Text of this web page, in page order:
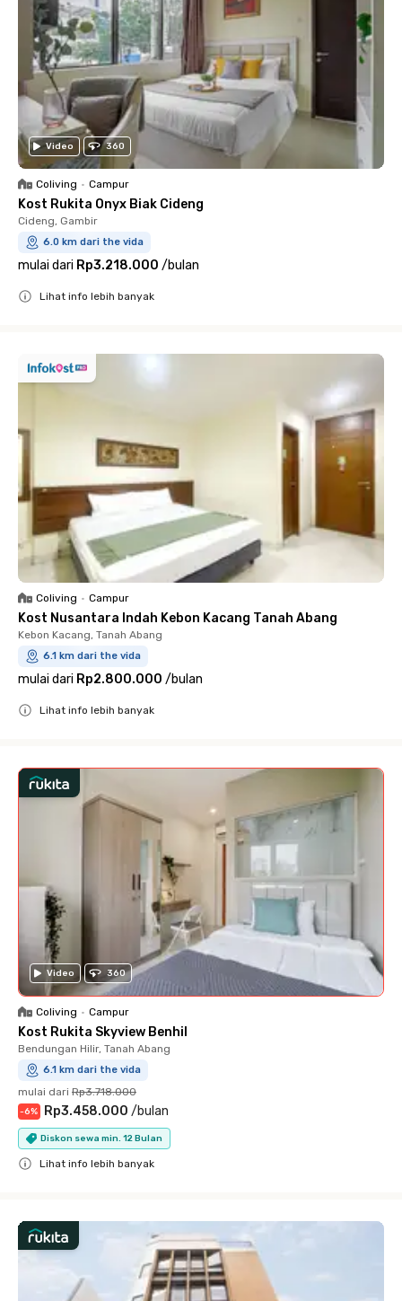
Video 360
Coliving • Campur
Kost Rukita Onyx Biak Cideng
Cideng, Gambir
6.0 km dari the vida
mulai dari Rp3.218.000 /bulan
Lihat info lebih banyak
Coliving • Campur
Kost Nusantara Indah Kebon Kacang Tanah Abang
Kebon Kacang, Tanah Abang
6.1 km dari the vida
mulai dari Rp2.800.000 /bulan
Lihat info lebih banyak
Video 360
Coliving • Campur
Kost Rukita Skyview Benhil
Bendungan Hilir, Tanah Abang
6.1 km dari the vida
mulai dari Rp3.718.000
-6% Rp3.458.000 /bulan
Diskon sewa min. 12 Bulan
Lihat info lebih banyak